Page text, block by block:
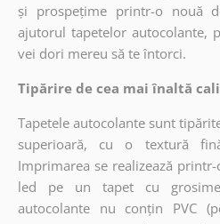
și prospețime printr-o nouă
ajutorul tapetelor autocolante,
vei dori mereu să te întorci.
Tipărire de cea mai înaltă
Tapetele autocolante sunt
superioară, cu o textură
Imprimarea se realizează
led pe un tapet cu
autocolante nu conțin PVC